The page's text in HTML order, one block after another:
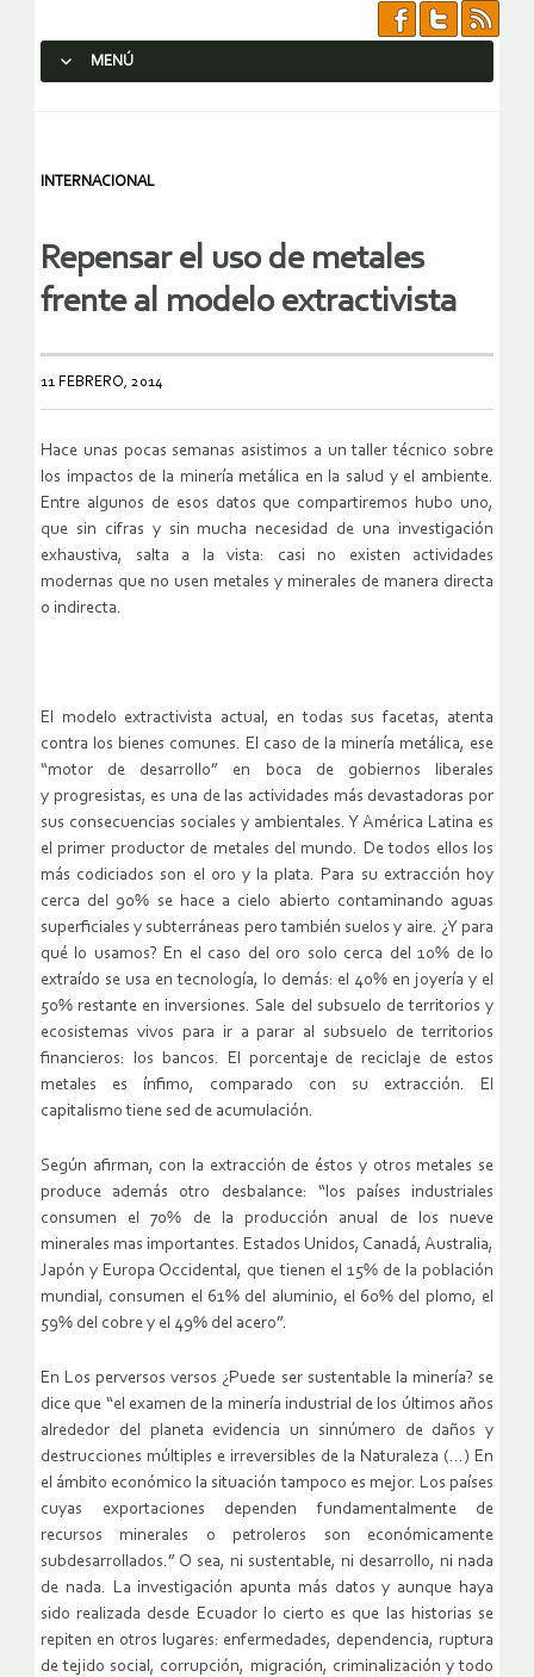
MENÚ
INTERNACIONAL
Repensar el uso de metales
frente al modelo extractivista
11 FEBRERO, 2014
Hace unas pocas semanas asistimos a un taller técnico sobre
los impactos de la minería metálica en la salud y el ambiente.
Entre algunos de esos datos que compartiremos hubo uno,
que sin cifras y sin mucha necesidad de una investigación
exhaustiva, salta a la vista: casi no existen actividades
modernas que no usen metales y minerales de manera directa
o indirecta.
El modelo extractivista actual, en todas sus facetas, atenta
contra los bienes comunes. El caso de la minería metálica, ese
“motor de desarrollo” en boca de gobiernos liberales
y progresistas, es una de las actividades más devastadoras por
sus consecuencias sociales y ambientales. Y América Latina es
el primer productor de metales del mundo. De todos ellos los
más codiciados son el oro y la plata. Para su extracción hoy
cerca del 90% se hace a cielo abierto contaminando aguas
superficiales y subterráneas pero también suelos y aire. ¿Y para
qué lo usamos? En el caso del oro solo cerca del 10% de lo
extraído se usa en tecnología, lo demás: el 40% en joyería y el
50% restante en inversiones. Sale del subsuelo de territorios y
ecosistemas vivos para ir a parar al subsuelo de territorios
financieros: los bancos. El porcentaje de reciclaje de estos
metales es ínfimo, comparado con su extracción. El
capitalismo tiene sed de acumulación.
Según afirman, con la extracción de éstos y otros metales se
produce además otro desbalance: “los países industriales
consumen el 70% de la producción anual de los nueve
minerales mas importantes. Estados Unidos, Canadá, Australia,
Japón y Europa Occidental, que tienen el 15% de la población
mundial, consumen el 61% del aluminio, el 60% del plomo, el
59% del cobre y el 49% del acero”.
En Los perversos versos ¿Puede ser sustentable la minería? se
dice que “el examen de la minería industrial de los últimos años
alrededor del planeta evidencia un sinnúmero de daños y
destrucciones múltiples e irreversibles de la Naturaleza (…) En
el ámbito económico la situación tampoco es mejor. Los países
cuyas exportaciones dependen fundamentalmente de
recursos minerales o petroleros son económicamente
subdesarrollados.” O sea, ni sustentable, ni desarrollo, ni nada
de nada. La investigación apunta más datos y aunque haya
sido realizada desde Ecuador lo cierto es que las historias se
repiten en otros lugares: enfermedades, dependencia, ruptura
de tejido social, corrupción, migración, criminalización y todo